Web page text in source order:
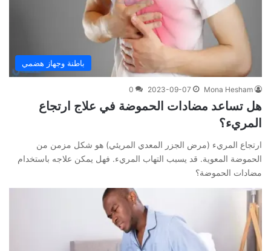
باطنة وجهاز هضمي
Mona Hesham
2023-09-07
0
هل تساعد مضادات الحموضة في علاج ارتجاع
المريء؟
ارتجاع المريء (مرض الجزر المعدي المريئي) هو شكل مزمن من
الحموضة المعوية. قد يسبب التهاب المريء. فهل يمكن علاجه باستخدام
مضادات الحموضة؟